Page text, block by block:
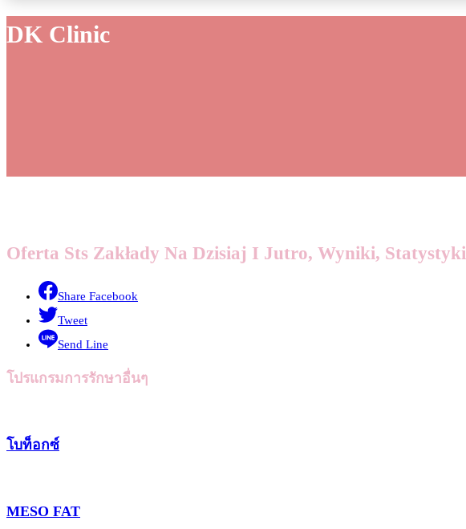
DK Clinic
Oferta Sts Zakłady Na Dzisiaj I Jutro, Wyniki, Statystyki
Share Facebook
Tweet
Send Line
โปรแกรมการรักษาอื่นๆ
โบท็อกซ์
MESO FAT